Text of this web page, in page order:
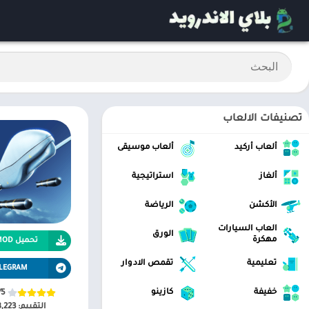
تحميل APK MOD
تصنيفات الالعاب
ألعاب أركيد ألعاب موسيقى
ألغاز استراتيجية
الأكشن الرياضة
العاب السيارات
مهكرة
الورق
تعليمية تقمص الادوار
خفيفة كازينو